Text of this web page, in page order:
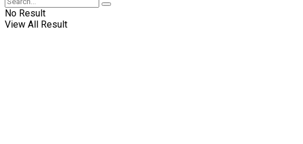
No Result
View All Result